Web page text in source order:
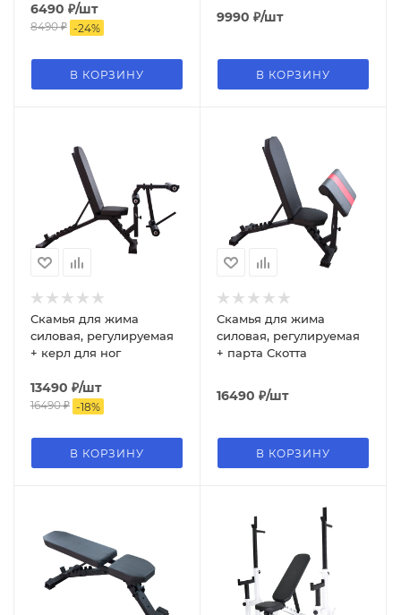
6490 ₽/шт
8490₽ -24%
В КОРЗИНУ
9990 ₽/шт
В КОРЗИНУ
Скамья для жима
силовая, регулируемая
+ керл для ног
13490 ₽/шт
16490₽ -18%
В КОРЗИНУ
Скамья для жима
силовая, регулируемая
+ парта Скотта
16490 ₽/шт
В КОРЗИНУ